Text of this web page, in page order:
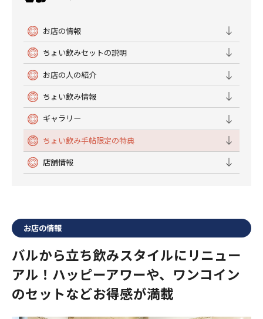
お店の情報
ちょい飲みセットの説明
お店の人の紹介
ちょい飲み情報
ギャラリー
ちょい飲み手帖限定の特典
店舗情報
お店の情報
バルから立ち飲みスタイルにリニュー
アル！ハッピーアワーや、ワンコイン
のセットなどお得感が満載